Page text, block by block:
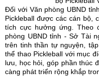
Đối với Văn phòng UBND
Pickleball được các cán bộ,
tích cực hưởng ứng. Theo
phòng UBND tỉnh - Sở Tài
trên tinh thần tự nguyện,
thể thao Pickleball với mục
lưu, học hỏi, góp phần thúc
càng phát triển rộng khắp